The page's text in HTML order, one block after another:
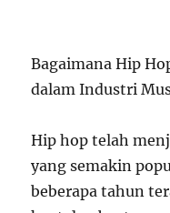
Bagaimana Hip
dalam Industri
Hip hop telah
yang semakin
beberapa tahun